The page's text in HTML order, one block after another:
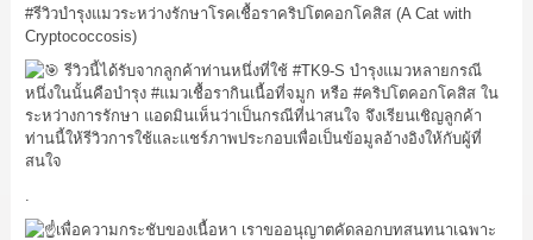
#รีวิวบำรุงแมวระหว่างรักษาโรคเชื้อราคริปโตคอกโคสิส(A Cat with
Cryptococcosis)
รีวิวนี้ได้รับจากลูกค้าท่านหนึ่งที่ใช้ #TK9-S บำรุงแมวหลายกรณี
หนึ่งในนั้นคือบำรุง #แมวเชื้อรากินเนื้อที่จมูก หรือ #คริปโตคอกโคสิสใน
ระหว่างการรักษา แอดมินเห็นว่าเป็นกรณีที่น่าสนใจ จึงเรียนเชิญลูกค้า
ท่านนี้ให้รีวิวการใช้และแชร์ภาพประกอบเพื่อเป็นข้อมูลอ้างอิงให้กับผู้ที่
สนใจ
เพื่อความกระชับของเนื้อหา เราขออนุญาตคัดลอกบทสนทนาเฉพาะ